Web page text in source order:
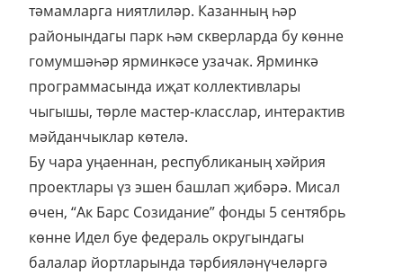
тәмамларга ниятлиләр. Казанның һәр
районындагы парк һәм скверларда бу көнне
гомумшәһәр ярминкәсе узачак. Ярминкә
программасында иҗат коллективлары
чыгышы, төрле мастер-класслар, интерактив
мәйданчыклар көтелә.
Бу чара уңаеннан, республиканың хәйрия
проектлары үз эшен башлап җибәрә. Мисал
өчен, “Ак Барс Созидание” фонды 5 сентябрь
көнне Идел буе федераль округындагы
балалар йортларында тәрбияләнүчеләргә